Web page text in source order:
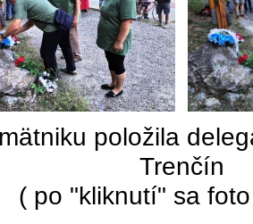
položila
Trenčín
( po "kliknutí" sa